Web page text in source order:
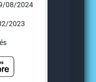
08/2024
2023